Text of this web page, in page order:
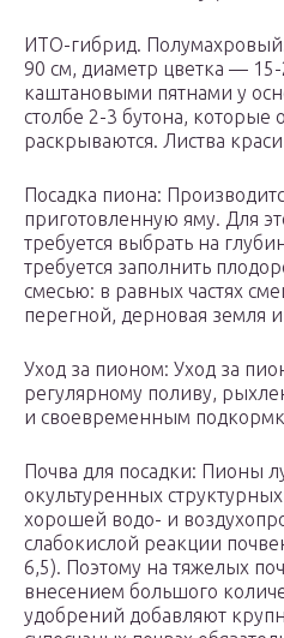
ИТО-гибрид.
90 см, диаметр цветка —
каштановыми пятнами у
столбе 2-3 бутона, которые
раскрываются. Листва
Посадка пиона:
приготовленную яму. Для
требуется выбрать на
требуется заполнить
смесью: в равных частях
перегной, дерновая земля и
Уход за пионом: Уход за
регулярному поливу,
и своевременным
Почва для посадки: Пионы
окультуренных
хорошей водо- и
слабокислой реакции
6,5). Поэтому на тяжелых
внесением большого
удобрений добавляют